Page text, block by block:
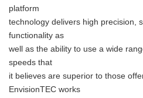
platform
technology delivers high precision,
functionality as
well as the ability to use a wide
speeds that
it believes are superior to those
EnvisionTEC works